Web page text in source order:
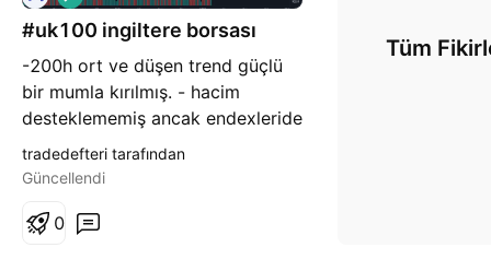
#uk100 ingiltere borsası
-200h ort ve düşen trend güçlü
bir mumla kırılmış. - hacim
desteklememiş ancak endexleride
bir önceki haftayı olumlu
kapatmıştı. -1976 dan long
stratejisine dahil ediyorum.
l
ı
tradedefteri tarafından
Güncellendi
0
Tüm